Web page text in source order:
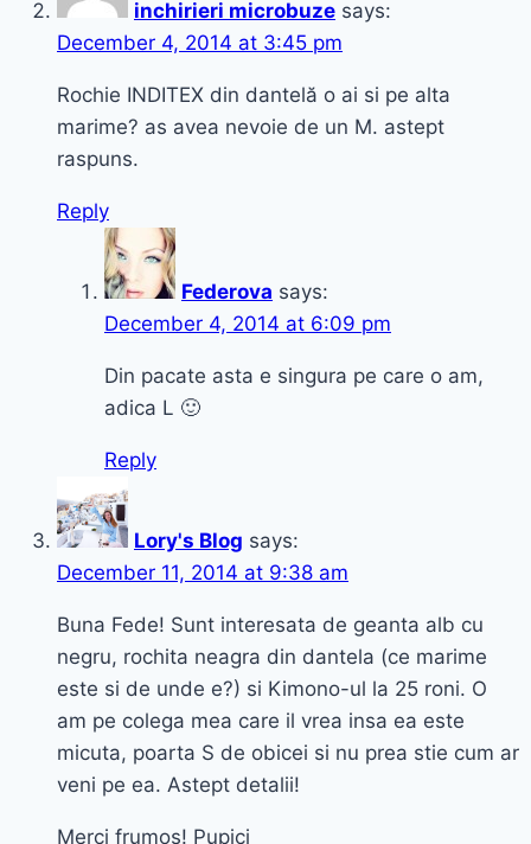
inchirieri microbuze says:
December 4, 2014 at 3:45 pm
Rochie INDITEX din dantelă o ai si pe alta
marime? as avea nevoie de un M. astept
raspuns.
Reply
Federova says:
December 4, 2014 at 6:09 pm
Din pacate asta e singura pe care o am,
adica L 🙂
Reply
Lory's Blog says:
December 11, 2014 at 9:38 am
Buna Fede! Sunt interesata de geanta alb cu
negru, rochita neagra din dantela (ce marime
este si de unde e?) si Kimono-ul la 25 roni. O
am pe colega mea care il vrea insa ea este
micuta, poarta S de obicei si nu prea stie cum ar
veni pe ea. Astept detalii!
Merci frumos! Pupici